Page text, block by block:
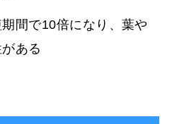
間で10倍になり、葉や
ある